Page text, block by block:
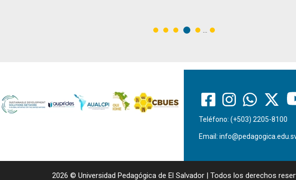
...
Teléfono: (+503) 2205-8100
Email:
2026 © Universidad Pedagógica de El Salvador | Todos los derechos